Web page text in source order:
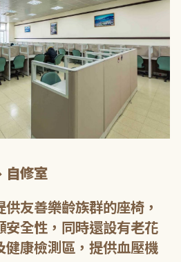
自修室
供友善樂齡族群的座椅，
安全性，同時還設有老花
健康檢測區，提供血壓機